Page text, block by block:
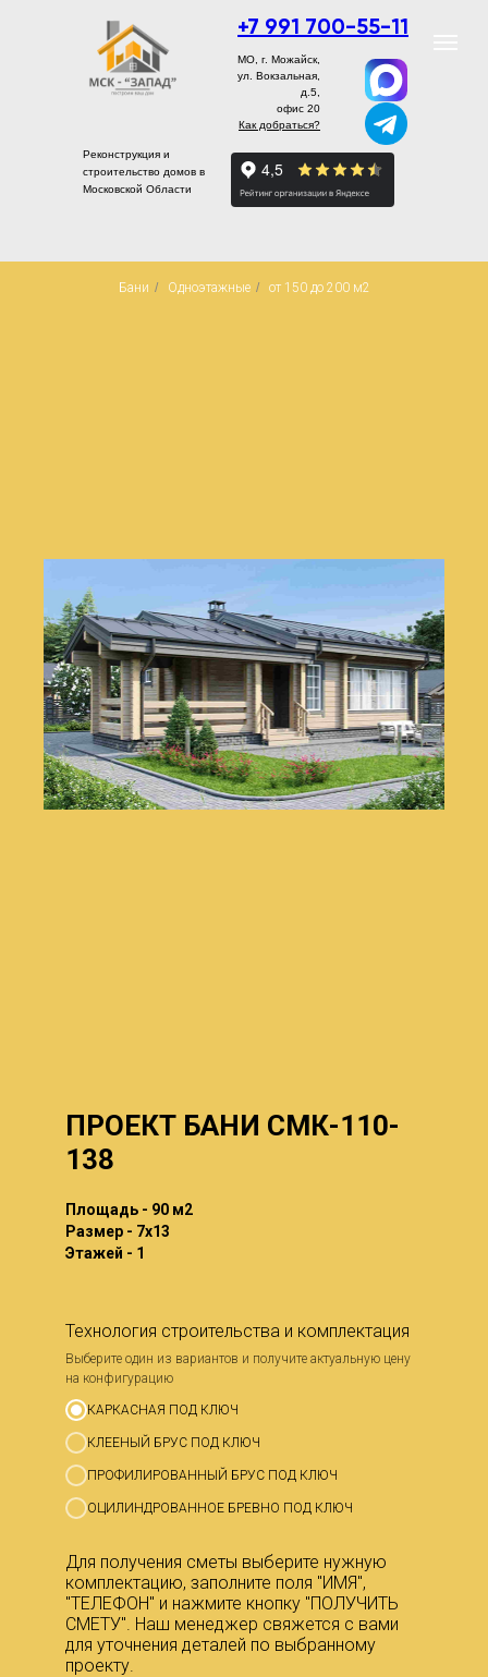
+7 991 700-55-11
Реконструкция и
строительство домов в
Московской Области
МО, г. Можайск,
ул. Вокзальная,
д.5,
офис 20
Как добраться?
Бани / Одноэтажные / от 150 до 200 м2
ПРОЕКТ БАНИ СМК-110-
138
Площадь - 90 м2
Размер - 7x13
Этажей - 1
Технология строительства и комплектация
Выберите один из вариантов и получите актуальную цену
на конфигурацию
КАРКАСНАЯ ПОД КЛЮЧ
КЛЕЕНЫЙ БРУС ПОД КЛЮЧ
ПРОФИЛИРОВАННЫЙ БРУС ПОД КЛЮЧ
ОЦИЛИНДРОВАННОЕ БРЕВНО ПОД КЛЮЧ
Для получения сметы выберите нужную
комплектацию, заполните поля "ИМЯ",
"ТЕЛЕФОН" и нажмите кнопку "ПОЛУЧИТЬ
СМЕТУ". Наш менеджер свяжется с вами
для уточнения деталей по выбранному
проекту.